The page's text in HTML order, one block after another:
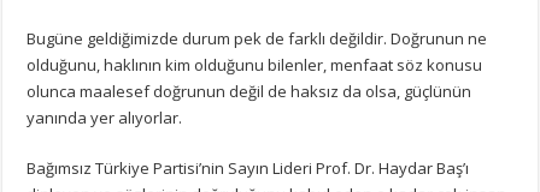
Bugüne geldiğimizde durum pek de farklı değildir. Doğrunun ne
olduğunu, haklının kim olduğunu bilenler, menfaat söz konusu
olunca maalesef doğrunun değil de haksız da olsa, güçlünün
yanında yer alıyorlar.
Bağımsız Türkiye Partisi’nin Sayın Lideri Prof. Dr. Haydar Baş’ı